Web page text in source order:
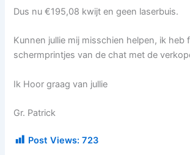
Dus nu €195,08 kwijt en geen laserbuis.
Kunnen jullie mij misschien helpen, ik heb
schermprintjes van de chat met de
Ik Hoor graag van jullie
Gr. Patrick
Post Views: 723